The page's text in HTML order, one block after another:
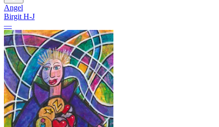
Angel
Birgit H-J
—